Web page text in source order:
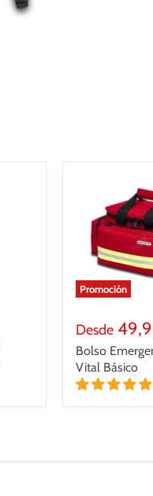
Promoción
Desde
Bolso
Vital Básico